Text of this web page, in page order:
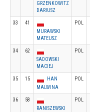
GRZENKOWITZ
DARIUSZ
33
41
MURAWSKI
MATEUSZ
POL
34
62
SADOWSKI
MACIEJ
POL
35 15
HAN
MALWINA
POL
36
58
RANISZEWSKI
POL